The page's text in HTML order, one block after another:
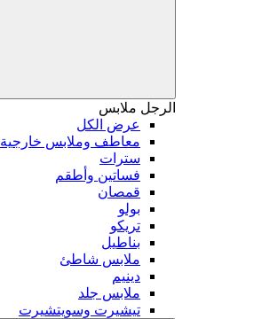
الرجل ملابس
عرض الكل
معاطف وملابس خارجية
سترات
فساتين وأطقم
قمصان
بولو
تريكو
بناطيل
ملابس شاطئ
دينيم
ملابس جلد
تيشيرت وسويتشيرت